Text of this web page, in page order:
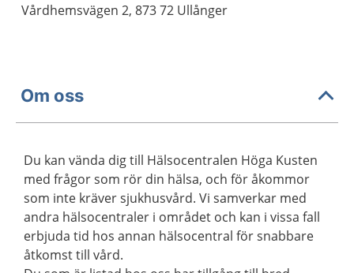
Vårdhemsvägen 2, 873 72 Ullånger
Om oss
Du kan vända dig till Hälsocentralen Höga Kusten
med frågor som rör din hälsa, och för åkommor
som inte kräver sjukhusvård. Vi samverkar med
andra hälsocentraler i området och kan i vissa fall
erbjuda tid hos annan hälsocentral för snabbare
åtkomst till vård.